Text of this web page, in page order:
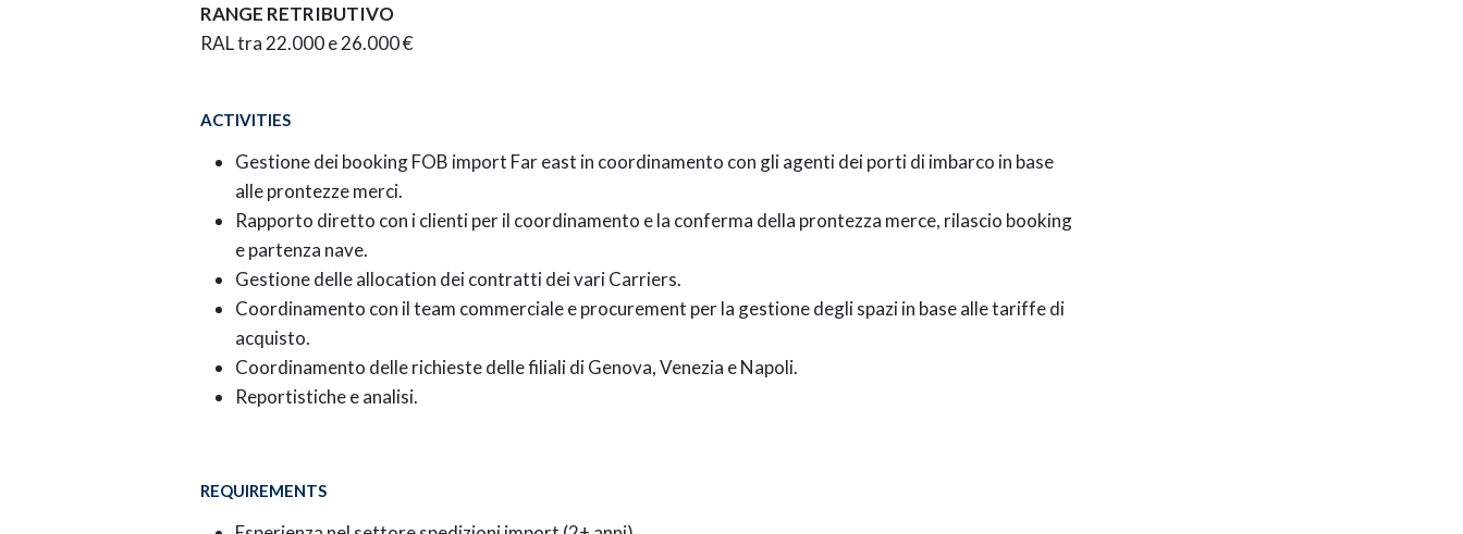
RANGE RETRIBUTIVO
RAL tra 22.000 e 26.000 €
ACTIVITIES
Gestione dei booking FOB import Far east in coordinamento con gli agenti dei porti di imbarco in base
alle prontezze merci.
Rapporto diretto con i clienti per il coordinamento e la conferma della prontezza merce, rilascio booking
e partenza nave.
Gestione delle allocation dei contratti dei vari Carriers.
Coordinamento con il team commerciale e procurement per la gestione degli spazi in base alle tariffe di
acquisto.
Coordinamento delle richieste delle filiali di Genova, Venezia e Napoli.
Reportistiche e analisi.
REQUIREMENTS